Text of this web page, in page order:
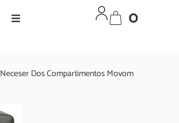
0
Neceser Dos Compartimentos Movom